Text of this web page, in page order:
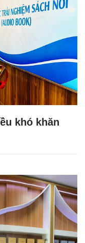
khó khăn